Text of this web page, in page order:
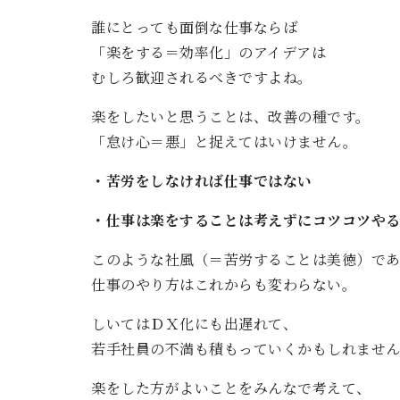
誰にとっても面倒な仕事ならば
「楽をする＝効率化」のアイデアは
むしろ歓迎されるべきですよね。
楽をしたいと思うことは、改善の種です。
「怠け心＝悪」と捉えてはいけません。
・苦労をしなければ仕事ではない
・仕事は楽をすることは考えずにコツコツや
このような社風（＝苦労することは美徳）で
仕事のやり方はこれからも変わらない。
しいてはＤＸ化にも出遅れて、
若手社員の不満も積もっていくかもしれません
楽をした方がよいことをみんなで考えて、